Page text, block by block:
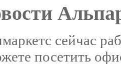
сейчас
посетить